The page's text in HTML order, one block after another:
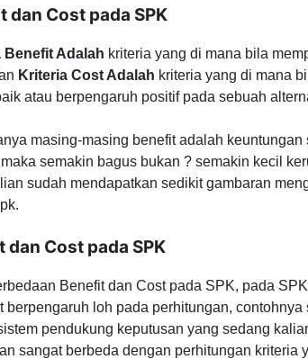
dan Cost pada SPK
Benefit Adalah kriteria yang di mana bila
Kriteria Cost Adalah kriteria yang di mana
atau berpengaruh positif pada sebuah
masing-masing benefit adalah
semakin bagus bukan ? semakin kecil
sudah mendapatkan sedikit gambaran
dan Cost pada SPK
Benefit dan Cost pada SPK, pada
berpengaruh loh pada perhitungan,
pendukung keputusan yang sedang
sangat berbeda dengan perhitungan kriteria